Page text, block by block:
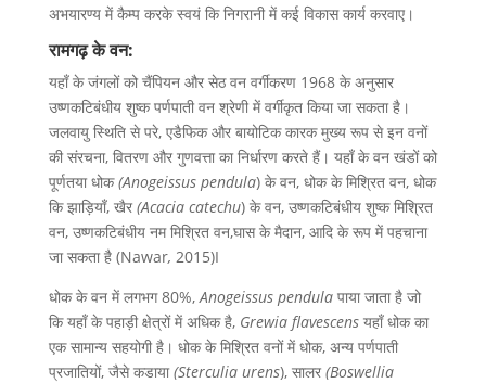
अभयारण्य में कैम्प करके स्वयं कि निगरानी में कई विकास कार्य करवाए।
रामगढ़ के वन:
यहाँ के जंगलों को चैंपियन और सेठ वन वर्गीकरण 1968 के अनुसार
उष्णकटिबंधीय शुष्क पर्णपाती वन श्रेणी में वर्गीकृत किया जा सकता है।
जलवायु स्थिति से परे, एडैफिक और बायोटिक कारक मुख्य रूप से इन वनों
की संरचना, वितरण और गुणवत्ता का निर्धारण करते हैं। यहाँ के वन खंडों को
पूर्णतया धोक(Anogeissus pendula) के वन, धोक के मिश्रित वन, धोक
कि झाड़ियाँ, खैर (Acacia catechu) के वन, उष्णकटिबंधीय शुष्क मिश्रित
वन, उष्णकटिबंधीय नम मिश्रित वन,घास के मैदान, आदि के रूप में पहचाना
जा सकता है (Nawar, 2015)I
धोक के वन में लगभग 80%, Anogeissus pendula पाया जाता है जो
कि यहाँ के पहाड़ी क्षेत्रों में अधिक है, Grewia flavescensयहाँ धोक का
एक सामान्य सहयोगी है। धोक के मिश्रित वनों में धोक, अन्य पर्णपाती
प्रजातियों, जैसे कडाया(Sterculia urens), सालर (Boswellia